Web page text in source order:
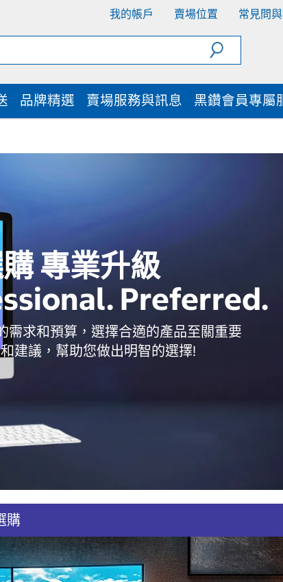
我的帳戶 賣場位置 常見問
品牌精選 賣場服務與訊息 黑鑽會員專屬
專業升級
Preferred.
需求和預算，選擇合適的產品至關重要
建議，幫助您做出明智的選擇!
購